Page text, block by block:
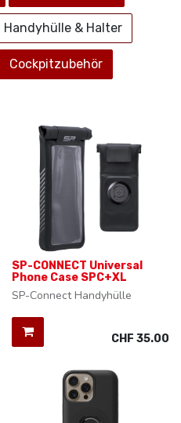
Handyhü​​lle & Halter
Cockpitzubehör
SP-CONNECT Universal
Phone Case SPC+XL
SP-Connect Handyhülle
CHF 35.00